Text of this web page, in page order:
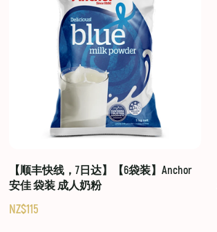
【顺丰快线，7日达】【6袋装】Anchor
安佳 袋装 成人奶粉
NZ$115